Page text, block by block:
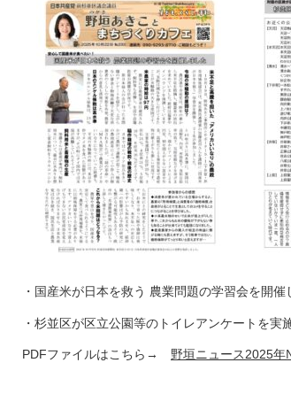
・国産米が日本を救う 農業問題の学習会を開催
・杉並区が区立公園等のトイレアンケートを実
PDFファイルはこちら→ 野垣ニュース2025